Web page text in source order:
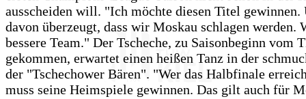
ausscheiden will. "Ich möchte diesen Titel gewinnen.
davon überzeugt, dass wir Moskau schlagen werden.
bessere Team." Der Tscheche, zu Saisonbeginn vom
gekommen, erwartet einen heißen Tanz in der
der "Tschechower Bären". "Wer das Halbfinale
muss seine Heimspiele gewinnen. Das gilt auch für